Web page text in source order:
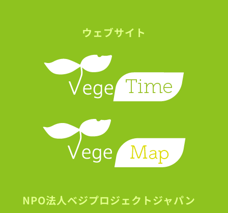
ウェブサイト
NPO法人ベジプロジェクトジャパン